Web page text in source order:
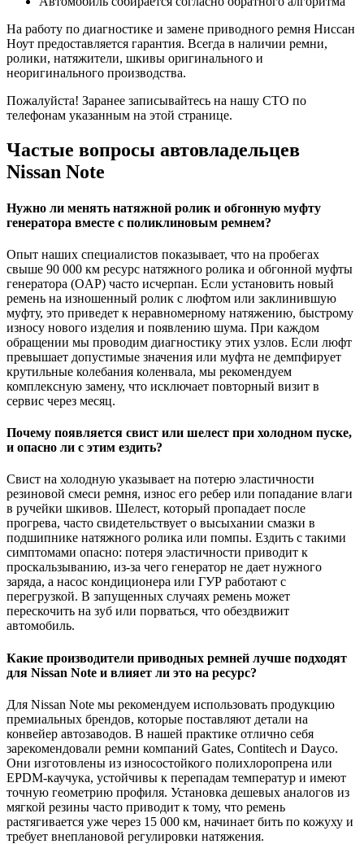
На работу по диагностике и замене приводного ремня Ниссан
Ноут предоставляется гарантия. Всегда в наличии ремни,
ролики, натяжители, шкивы оригинального и
неоригинального производства.
Пожалуйста! Заранее записывайтесь на нашу СТО по
телефонам указанным на этой странице.
Частые вопросы автовладельцев
Nissan Note
Нужно ли менять натяжной ролик и обгонную муфту
генератора вместе с поликлиновым ремнем?
Опыт наших специалистов показывает, что на пробегах
свыше 90 000 км ресурс натяжного ролика и обгонной муфты
генератора (OAP) часто исчерпан. Если установить новый
ремень на изношенный ролик с люфтом или заклинившую
муфту, это приведет к неравномерному натяжению, быстрому
износу нового изделия и появлению шума. При каждом
обращении мы проводим диагностику этих узлов. Если люфт
превышает допустимые значения или муфта не демпфирует
крутильные колебания коленвала, мы рекомендуем
комплексную замену, что исключает повторный визит в
сервис через месяц.
Почему появляется свист или шелест при холодном пуске,
и опасно ли с этим ездить?
Свист на холодную указывает на потерю эластичности
резиновой смеси ремня, износ его ребер или попадание влаги
в ручейки шкивов. Шелест, который пропадает после
прогрева, часто свидетельствует о высыхании смазки в
подшипнике натяжного ролика или помпы. Ездить с такими
симптомами опасно: потеря эластичности приводит к
проскальзыванию, из-за чего генератор не дает нужного
заряда, а насос кондиционера или ГУР работают с
перегрузкой. В запущенных случаях ремень может
перескочить на зуб или порваться, что обездвижит
автомобиль.
Какие производители приводных ремней лучше подходят
для Nissan Note и влияет ли это на ресурс?
Для Nissan Note мы рекомендуем использовать продукцию
премиальных брендов, которые поставляют детали на
конвейер автозаводов. В нашей практике отлично себя
зарекомендовали ремни компаний Gates, Contitech и Dayco.
Они изготовлены из износостойкого полихлоропрена или
EPDM-каучука, устойчивы к перепадам температур и имеют
точную геометрию профиля. Установка дешевых аналогов из
мягкой резины часто приводит к тому, что ремень
растягивается уже через 15 000 км, начинает бить по кожуху и
требует внеплановой регулировки натяжения.